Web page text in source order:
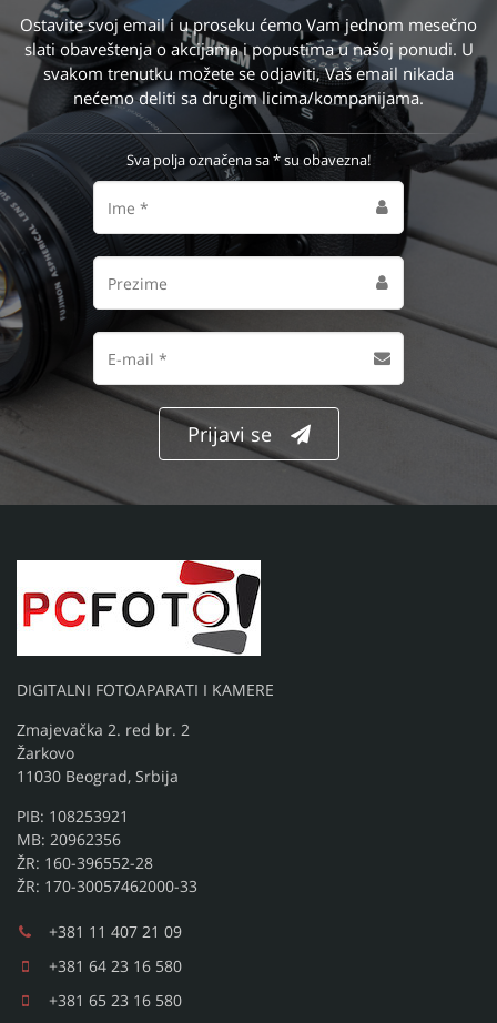
Ostavite svoj email i u proseku ćemo Vam jednom mesečno
slati obaveštenja o akcijama i popustima u našoj ponudi. U
svakom trenutku možete se odjaviti, Vaš email nikada
nećemo deliti sa drugim licima/kompanijama.
Sva polja označena sa * su obavezna!
Prijavi se
DIGITALNI FOTOAPARATI I KAMERE
Zmajevačka 2. red br. 2
Žarkovo
11030 Beograd, Srbija
PIB: 108253921
MB: 20962356
ŽR: 160-396552-28
ŽR: 170-30057462000-33
+381 11 407 21 09
+381 64 23 16 580
+381 65 23 16 580